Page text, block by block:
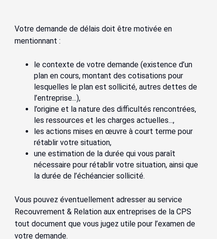
Votre demande de délais doit être motivée en
mentionnant :
le contexte de votre demande (existence d’un
plan en cours, montant des cotisations pour
lesquelles le plan est sollicité, autres dettes de
l’entreprise...),
l’origine et la nature des difficultés rencontrées,
les ressources et les charges actuelles...,
les actions mises en œuvre à court terme pour
rétablir votre situation,
une estimation de la durée qui vous paraît
nécessaire pour rétablir votre situation, ainsi que
la durée de l’échéancier sollicité.
Vous pouvez éventuellement adresser au service
Recouvrement & Relation aux entreprises de la CPS
tout document que vous jugez utile pour l’examen de
votre demande.